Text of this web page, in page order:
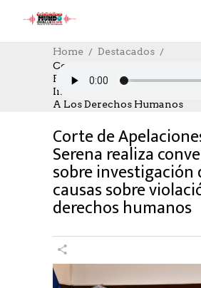
Home
Destacados
Corte De Apelaciones De La
Realiza Conversatorio Sobre
Investigación De Causas
A Los Derechos Humanos
DESTACADOS SOCIAL
18/08/
AUTHOR: HECTOR
0 COMMENTS
Corte de
Serena realiza
sobre investigación
causas sobre
derechos humanos